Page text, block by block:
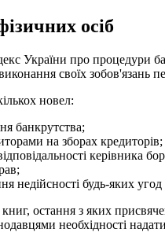
осіб
України про процедури
своїх
новел:
банкрутства;
на зборах кредиторів;
керівника
недійсності будь-яких
остання з яких
необхідності